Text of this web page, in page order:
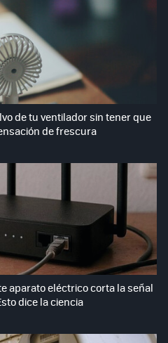
de tu ventilador sin tener que
de frescura
aparato eléctrico corta la señal
dice la ciencia